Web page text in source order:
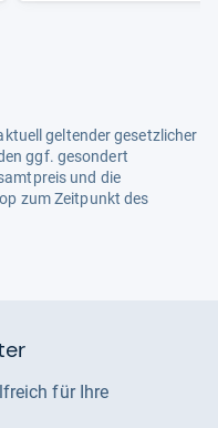
geltender gesetzlicher
ggf. gesondert
und die
zum Zeitpunkt des